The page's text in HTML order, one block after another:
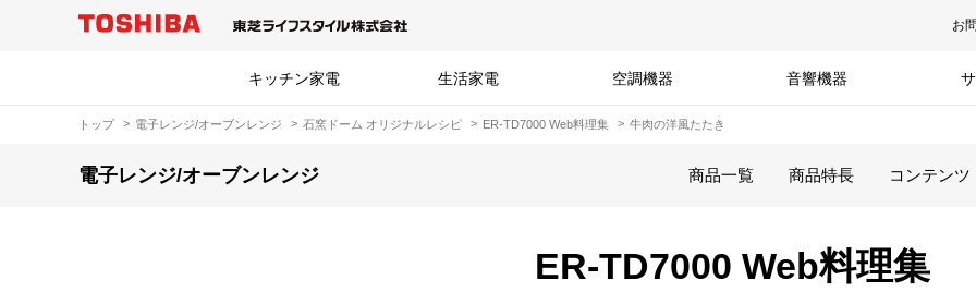
お
キッチン家電 生活家電 空調機器 音響機器
トップ 電子レンジ/オーブンレンジ 石窯ドーム オリジナルレシピ ER-TD7000 Web料理集 牛肉の洋風たたき
電子レンジ/オーブンレンジ 商品一覧 商品特長 コンテンツ
ER-TD7000 Web料理集